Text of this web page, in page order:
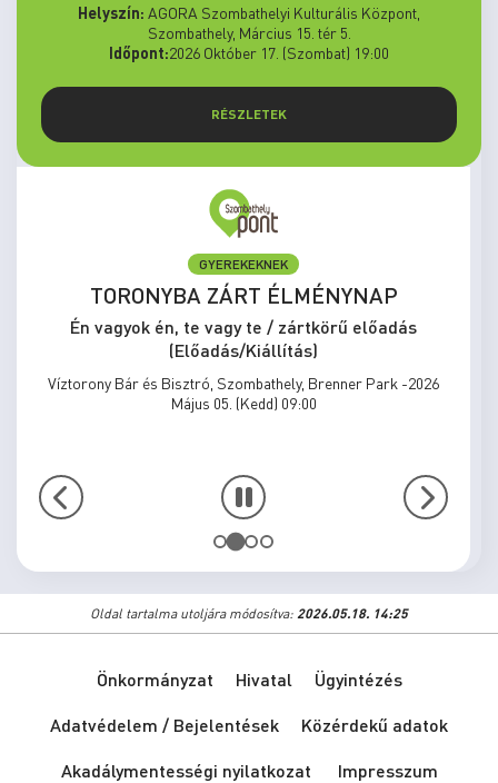
Helyszín: AGORA Szombathelyi Kulturális Központ,
Szombathely, Március 15. tér 5.
Időpont:2026 Október 17. (Szombat) 19:00
RÉSZLETEK
GYEREKEKNEK
TORONYBA ZÁRT ÉLMÉNYNAP
Én vagyok én, te vagy te / zártkörű előadás
(Előadás/Kiállítás)
Víztorony Bár és Bisztró, Szombathely, Brenner Park -2026
Május 05. (Kedd) 09:00
Oldal tartalma utoljára módosítva: 2026.05.18. 14:25
Önkormányzat Hivatal
Ügyintézés
Adatvédelem / Bejelentések
Közérdekű adatok
Akadálymentességi nyilatkozat
Impresszum